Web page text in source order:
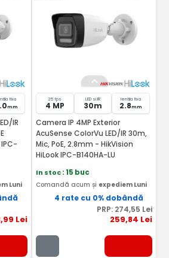
fixa
mm
IR
Luni
,99 Lei
25 fps
4 MP
LED si IR
30m
lentila fixa
2.8mm
Camera IP 4MP Exterior
AcuSense ColorVu LED/IR 30m,
Mic, PoE, 2.8mm - HikVision
HiLook IPC-B140HA-LU
In stoc: 15 buc
Comandă acum și expediem Luni
4 rate cu 0% dobândă
PRP: 274,55 Lei
259,84 Lei